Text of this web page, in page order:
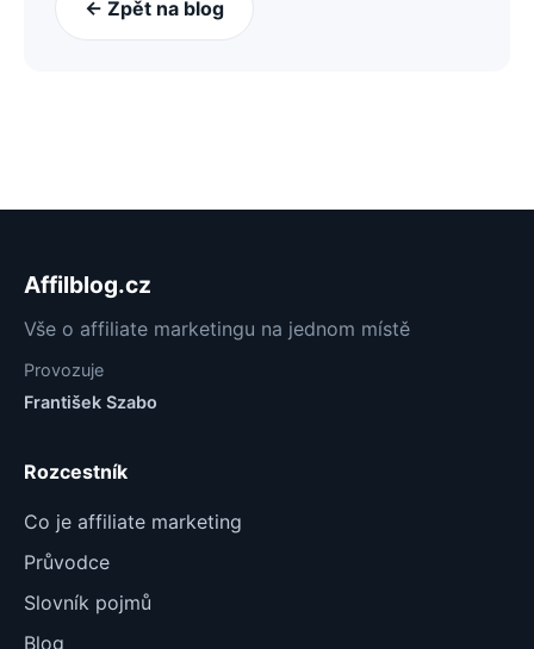
← Zpět na blog
Affilblog.cz
Vše o affiliate marketingu na jednom místě
Provozuje
František Szabo
Rozcestník
Co je affiliate marketing
Průvodce
Slovník pojmů
Blog